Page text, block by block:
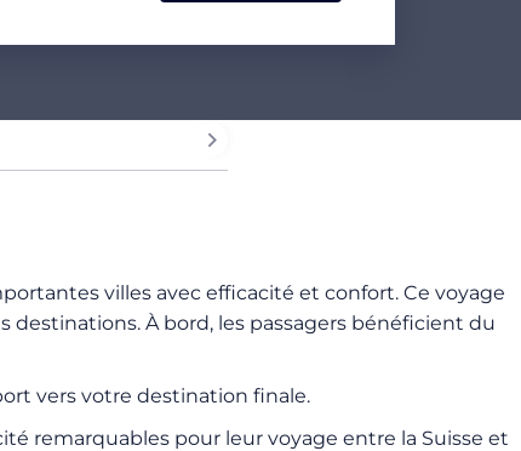
villes avec efficacité et confort. Ce voyage
destinations. À bord, les passagers bénéficient du
vers votre destination finale.
remarquables pour leur voyage entre la Suisse et